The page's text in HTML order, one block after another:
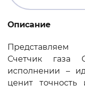
Описание
Представляем
Счетчик газа
исполнении –
ценит